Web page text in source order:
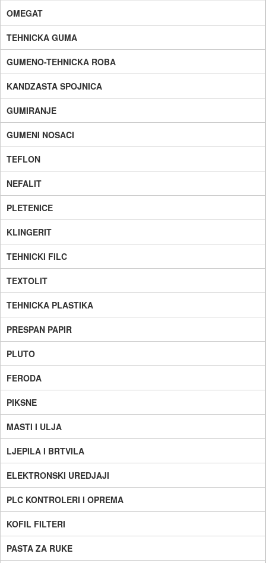
OMEGAT
TEHNICKA GUMA
GUMENO-TEHNICKA ROBA
KANDZASTA SPOJNICA
GUMIRANJE
GUMENI NOSACI
TEFLON
NEFALIT
PLETENICE
KLINGERIT
TEHNICKI FILC
TEXTOLIT
TEHNICKA PLASTIKA
PRESPAN PAPIR
PLUTO
FERODA
PIKSNE
MASTI I ULJA
LJEPILA I BRTVILA
ELEKTRONSKI UREDJAJI
PLC KONTROLERI I OPREMA
KOFIL FILTERI
PASTA ZA RUKE